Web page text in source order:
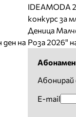
ден на
IDEAMODA
конкурс за
Деница
Роза 2026"
Абонирай
E-mail